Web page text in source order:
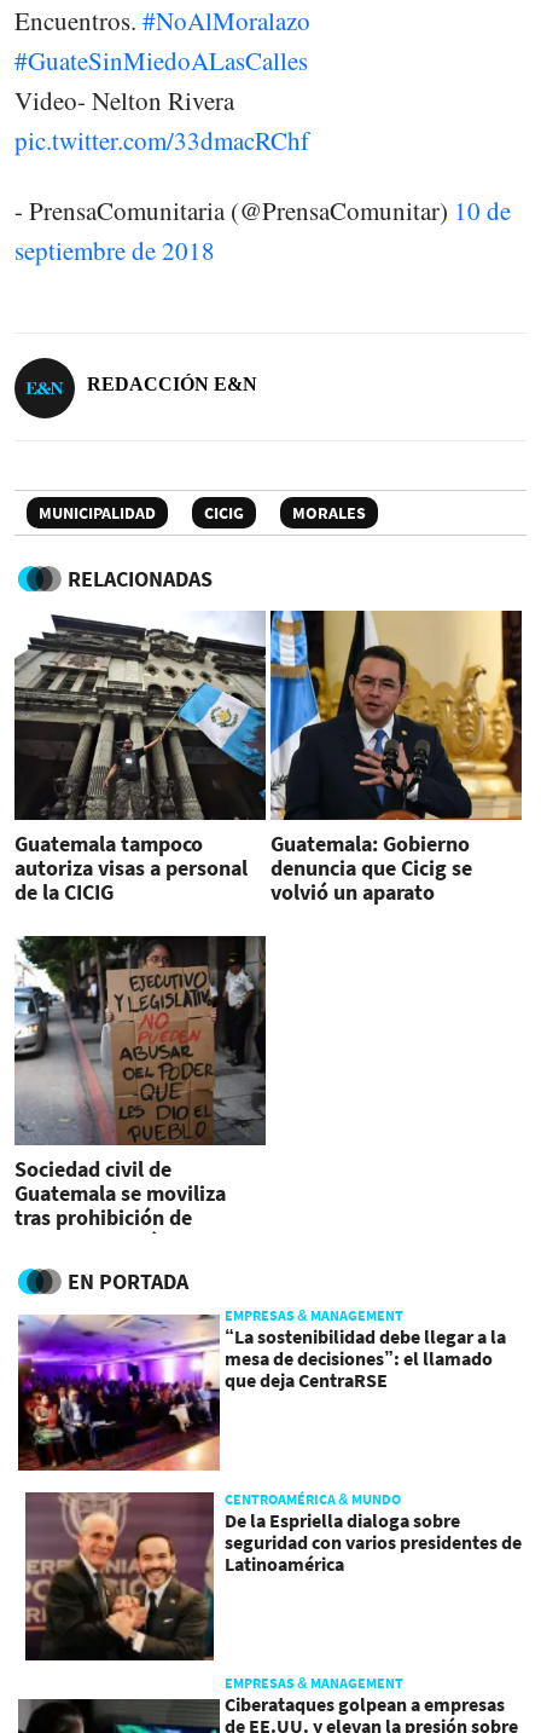
Encuentros. #NoAlMoralazo
#GuateSinMiedoALasCalles
Video- Nelton Rivera
pic.twitter.com/33dmacRChf
- PrensaComunitaria (@PrensaComunitar) 10 de
septiembre de 2018
REDACCIÓN E&N
MUNICIPALIDAD CICIG MORALES
RELACIONADAS
Guatemala tampoco
autoriza visas a personal
de la CICIG
Guatemala: Gobierno
denuncia que Cicig se
volvió un aparato
Sociedad civil de
Guatemala se moviliza
tras prohibición de
ingreso a misión de ONU
EN PORTADA
EMPRESAS & MANAGEMENT
“La sostenibilidad debe llegar a la
mesa de decisiones”: el llamado
que deja CentraRSE
CENTROAMÉRICA & MUNDO
De la Espriella dialoga sobre
seguridad con varios presidentes de
Latinoamérica
EMPRESAS & MANAGEMENT
Ciberataques golpean a empresas
de EE.UU. y elevan la presión sobre